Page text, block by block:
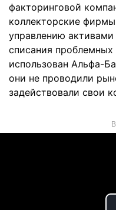
факторинговой
коллекторские
управлению
списания
использован Альфа-
они не проводили
задействовали свои